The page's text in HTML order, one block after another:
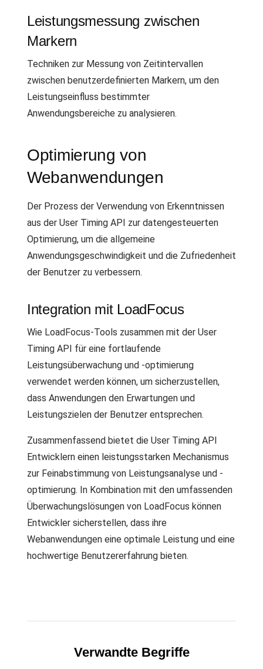
Leistungsmessung zwischen
Markern
Techniken zur Messung von Zeitintervallen
zwischen benutzerdefinierten Markern, um den
Leistungseinfluss bestimmter
Anwendungsbereiche zu analysieren.
Optimierung von
Webanwendungen
Der Prozess der Verwendung von Erkenntnissen
aus der User Timing API zur datengesteuerten
Optimierung, um die allgemeine
Anwendungsgeschwindigkeit und die Zufriedenheit
der Benutzer zu verbessern.
Integration mit LoadFocus
Wie LoadFocus-Tools zusammen mit der User
Timing API für eine fortlaufende
Leistungsüberwachung und -optimierung
verwendet werden können, um sicherzustellen,
dass Anwendungen den Erwartungen und
Leistungszielen der Benutzer entsprechen.
Zusammenfassend bietet die User Timing API
Entwicklern einen leistungsstarken Mechanismus
zur Feinabstimmung von Leistungsanalyse und -
optimierung. In Kombination mit den umfassenden
Überwachungslösungen von LoadFocus können
Entwickler sicherstellen, dass ihre
Webanwendungen eine optimale Leistung und eine
hochwertige Benutzererfahrung bieten.
Verwandte Begriffe